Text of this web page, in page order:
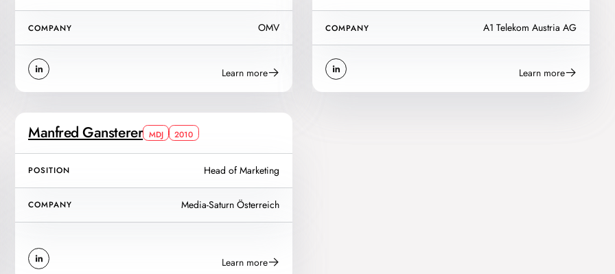
COMPANY OMV
Learn more
COMPANY A1 Telekom Austria AG
Learn more
Manfred Gansterer MDJ 2010
POSITION Head of Marketing
COMPANY Media-Saturn Österreich
Learn more